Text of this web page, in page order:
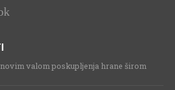
valom poskupljenja hrane širom